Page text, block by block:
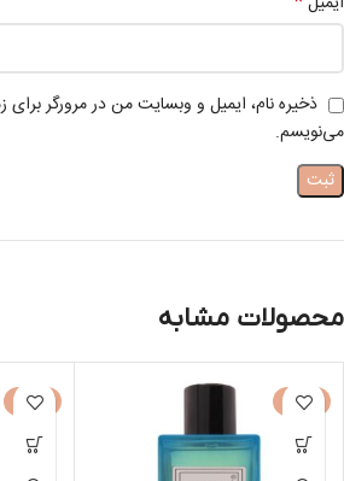
ذخیره نام، ایمیل و وبسایت من در مرورگر برای
می‌نویسم.
محصولات مشابه
-50%
-50%